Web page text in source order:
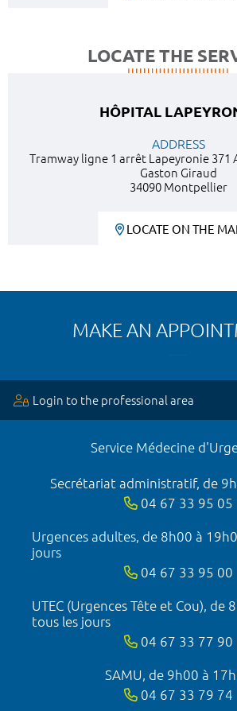
LOCATE THE
HÔPITAL
ADDRESS
Tramway ligne 1 arrêt Lapeyronie 371
Gaston Giraud
34090 Montpellier
LOCATE ON THE
MAKE AN
Login to the professional area
Service Médecine
Secrétariat administratif, de
04 67 33 95 05
Urgences adultes, de 8h00 à
jours
04 67 33 95 00
UTEC (Urgences Tête et Cou), de
tous les jours
04 67 33 77 90
SAMU, de 9h00 à
04 67 33 79 74